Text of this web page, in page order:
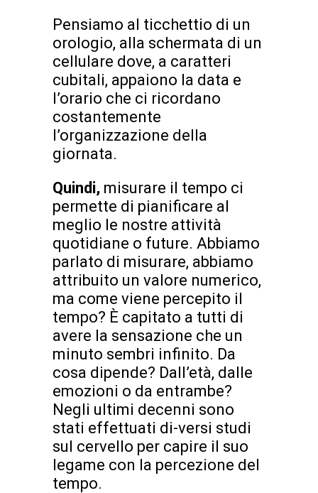
Pensiamo al ticchettio di un
orologio, alla schermata di un
cellulare dove, a caratteri
cubitali, appaiono la data e
l’orario che ci ricordano
costantemente
l’organizzazione della
giornata.
Quindi, misurare il tempo ci
permette di pianificare al
meglio le nostre attività
quotidiane o future. Abbiamo
parlato di misurare, abbiamo
attribuito un valore numerico,
ma come viene percepito il
tempo? È capitato a tutti di
avere la sensazione che un
minuto sembri infinito. Da
cosa dipende? Dall’età, dalle
emozioni o da entrambe?
Negli ultimi decenni sono
stati effettuati di-versi studi
sul cervello per capire il suo
legame con la percezione del
tempo.